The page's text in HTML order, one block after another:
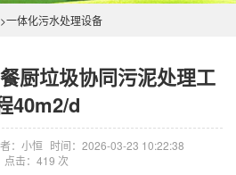
一体化污水处理设备
厨垃圾协同污泥处理工
40m2/d
：小恒 时间：2026-03-23 10:22:38
点击：419 次